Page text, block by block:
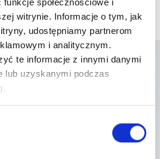
społecznościowe i
witrynie. Informacje o tym, jak
udostępniamy partnerom
i analitycznym.
te informacje z innymi danymi
lub uzyskanymi podczas
w